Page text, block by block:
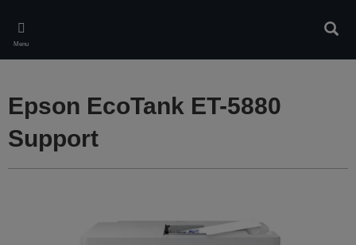
main
content
Menu
Epson EcoTank ET-5880
Support